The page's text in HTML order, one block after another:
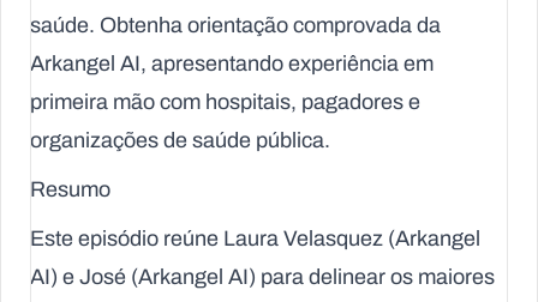
saúde. Obtenha orientação comprovada da
Arkangel AI, apresentando experiência em
primeira mão com hospitais, pagadores e
organizações de saúde pública.
Resumo
Este episódio reúne Laura Velasquez (Arkangel
AI) e José (Arkangel AI) para delinear os maiores